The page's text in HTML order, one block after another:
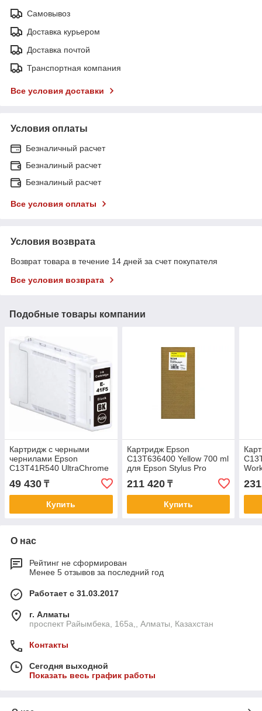
Самовывоз
Доставка курьером
Доставка почтой
Транспортная компания
Все условия доставки
Условия оплаты
Безналичный расчет
Безналиный расчет
Безналиный расчет
Все условия оплаты
Условия возврата
Возврат товара в течение 14 дней за счет покупателя
Все условия возврата
Подобные товары компании
Картридж с черными
чернилами Epson
C13T41R540 UltraChrome
XD2 110ml
49 430 ₸
Купить
Картридж Epson
C13T636400 Yellow 700 ml
для Epson Stylus Pro
211 420₸
Купить
О нас
Рейтинг не сформирован
Менее 5 отзывов за последний год
Работает с 31.03.2017
г. Алматы
проспект Райымбека, 165а,, Алматы, Казахстан
Контакты
Сегодня выходной
Показать весь график работы